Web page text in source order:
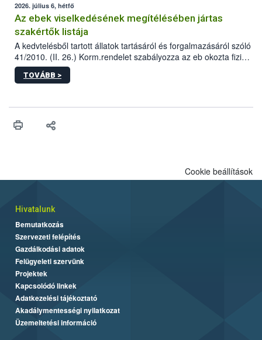
2026. július 6, hétfő
Az ebek viselkedésének megítélésében jártas
szakértők listája
A kedvtelésből tartott állatok tartásáról és forgalmazásáról szóló
41/2010. (II. 26.) Korm.rendelet szabályozza az eb okozta fizikai
sérülés, illetve ennek veszélye keletkezésekor felmerülő
hatósági feladatokat, valamint a veszélyes eb tartását és annak
TOVÁBB >
Cookie beállítások
Hivatalunk
Bemutatkozás
Szervezeti felépítés
Gazdálkodási adatok
Felügyeleti szervünk
Projektek
Kapcsolódó linkek
Adatkezelési tájékoztató
Akadálymentességi nyilatkozat
Üzemeltetési információ